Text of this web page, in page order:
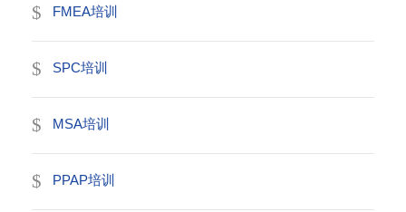
FMEA培训
SPC培训
MSA培训
PPAP培训